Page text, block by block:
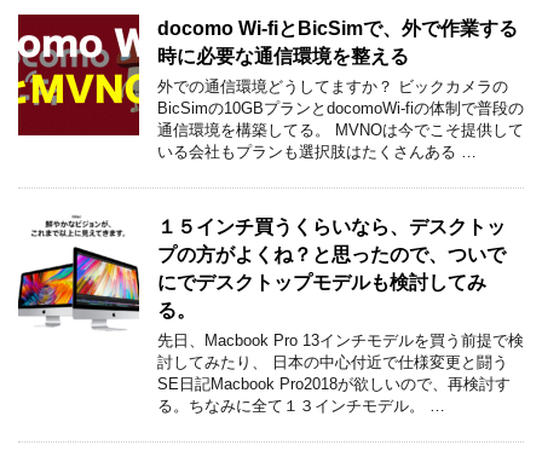
docomo Wi-fiとBicSimで、外で作業する
時に必要な通信環境を整える
外での通信環境どうしてますか？ ビックカメラの
BicSimの10GBプランとdocomoWi-fiの体制で普段の
通信環境を構築してる。 MVNOは今でこそ提供して
いる会社もプランも選択肢はたくさんある …
１５インチ買うくらいなら、デスクトッ
プの方がよくね？と思ったので、ついで
にでデスクトップモデルも検討してみ
る。
先日、Macbook Pro 13インチモデルを買う前提で検
討してみたり、 日本の中心付近で仕様変更と闘う
SE日記Macbook Pro2018が欲しいので、再検討す
る。ちなみに全て１３インチモデル。 …